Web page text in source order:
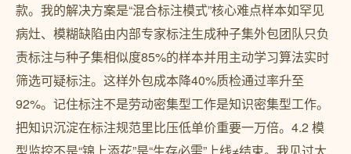
款。我的解决方案是“混合标注模式”核心难点样本如罕见
病灶、模糊缺陷由内部专家标注生成种子集外包团队只负
责标注与种子集相似度85%的样本并用主动学习算法实时
筛选可疑标注。这样外包成本降40%质检通过率升至
92%。记住标注不是劳动密集型工作是知识密集型工作。
把知识沉淀在标注规范里比压低单价重要一万倍。4.2 模